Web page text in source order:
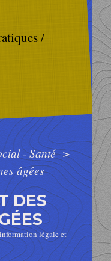
/
- Santé>
âgées
DES
légale et